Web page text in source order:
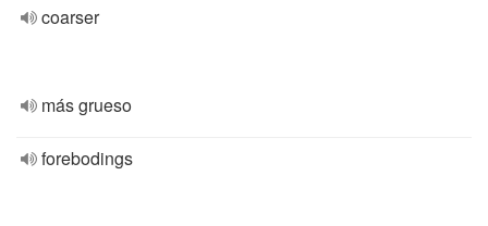
coarser
más grueso
forebodings